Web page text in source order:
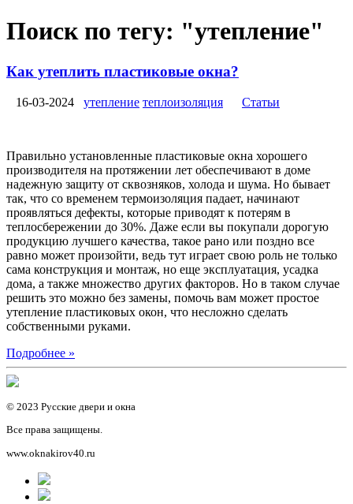
Поиск по тегу: "утепление"
Как утеплить пластиковые окна?
16-03-2024 утепление теплоизоляция Статьи
Правильно установленные пластиковые окна хорошего
производителя на протяжении лет обеспечивают в доме
надежную защиту от сквозняков, холода и шума. Но бывает
так, что со временем термоизоляция падает, начинают
проявляться дефекты, которые приводят к потерям в
теплосбережении до 30%. Даже если вы покупали дорогую
продукцию лучшего качества, такое рано или поздно все
равно может произойти, ведь тут играет свою роль не только
сама конструкция и монтаж, но еще эксплуатация, усадка
дома, а также множество других факторов. Но в таком случае
решить это можно без замены, помочь вам может простое
утепление пластиковых окон, что несложно сделать
собственными руками.
Подробнее »
© 2023 Русские двери и окна
Все права защищены.
www.oknakirov40.ru